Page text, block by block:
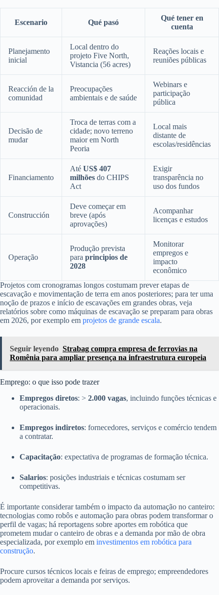
Escenario Qué pasó
Qué tener en
cuenta
Planejamento
inicial
Local dentro do
projeto Five North,
Vistancia (56 acres)
Reações locais e
reuniões públicas
Reacción de la
comunidad
Preocupações
ambientais e de saúde
Webinars e
participação
pública
Decisão de
mudar
Troca de terras com a
cidade; novo terreno
maior em North
Peoria
Local mais
distante de
escolas/residências
Financiamento
Até US$ 407
milhões do CHIPS
Act
Exigir
transparência no
uso dos fundos
Construcción
Deve começar em
breve (após
aprovações)
Acompanhar
licenças e estudos
Operação
Produção prevista
para principios de
2028
Monitorar
empregos e
impacto
econômico
Projetos com cronogramas longos costumam prever etapas de
escavação e movimentação de terra em anos posteriores; para ter uma
noção de prazos e início de escavações em grandes obras, veja
relatórios sobre como máquinas de escavação se preparam para obras
em 2026, por exemplo em projetos de grande escala.
Seguir leyendo Strabag compra empresa de ferrovias na
Romênia para ampliar presença na infraestrutura europeia
Emprego: o que isso pode trazer
Empregos diretos: > 2.000 vagas, incluindo funções técnicas e
operacionais.
Empregos indiretos: fornecedores, serviços e comércio tendem
a contratar.
Capacitação: expectativa de programas de formação técnica.
Salarios: posições industriais e técnicas costumam ser
competitivas.
É importante considerar também o impacto da automação no canteiro:
tecnologias como robôs e automação para obras podem transformar o
perfil de vagas; há reportagens sobre aportes em robótica que
prometem mudar o canteiro de obras e a demanda por mão de obra
especializada, por exemplo em investimentos em robótica para
construção.
Procure cursos técnicos locais e feiras de emprego; empreendedores
podem aproveitar a demanda por serviços.